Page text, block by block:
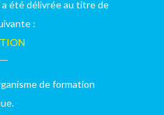
été délivrée au titre de
:
de formation